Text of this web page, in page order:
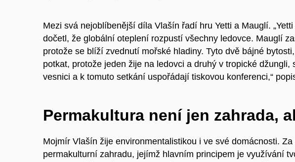
Mezi svá nejoblíbenější díla Vlašín řadí hru Yetti a Mauglí.
dočetl, že globální oteplení rozpustí všechny ledovce. Mauglí
protože se blíží zvednutí mořské hladiny. Tyto dvě bájné
potkat, protože jeden žije na ledovci a druhý v tropické džungli,
vesnici a k tomuto setkání uspořádají tiskovou konferenci,“
Permakultura není jen zahrada,
Mojmír Vlašín žije environmentalistikou i ve své domácnosti.
permakulturní zahradu, jejímž hlavním principem je využívání